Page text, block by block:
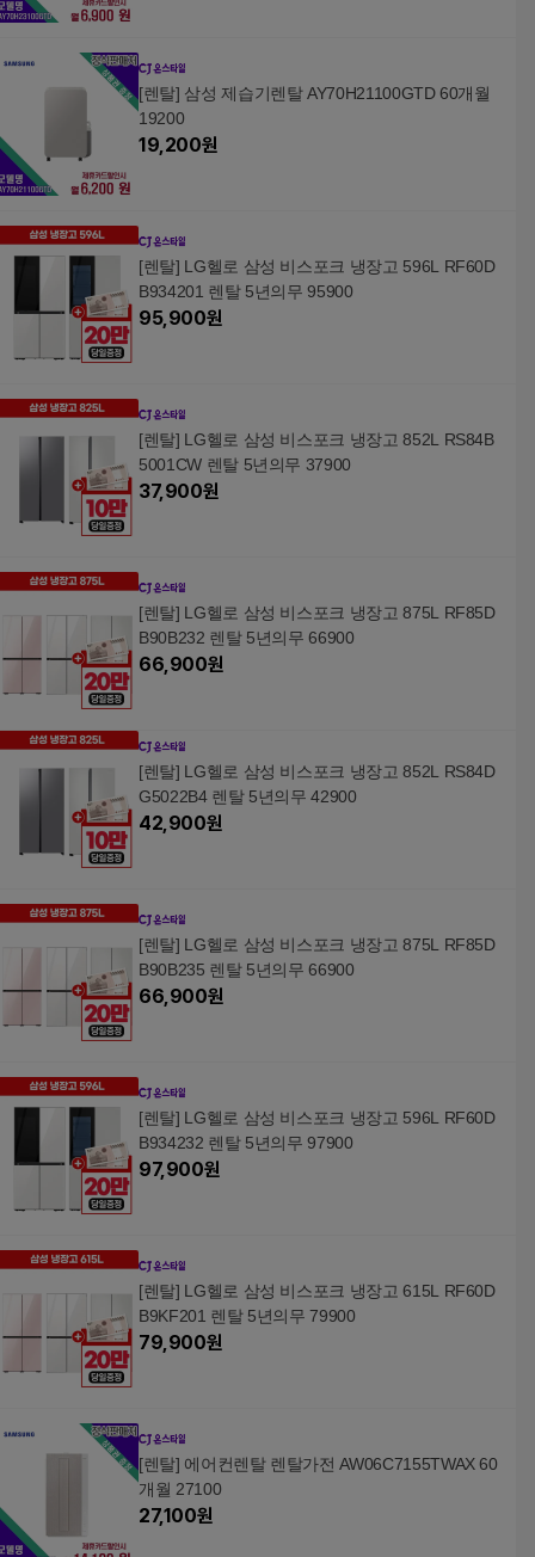
[렌탈] 삼성 제습기렌탈 AY70H21100GTD 60개월
19200
19,200원
[렌탈] LG헬로 삼성 비스포크 냉장고 596L RF60D
B934201 렌탈 5년의무 95900
95,900원
[렌탈] LG헬로 삼성 비스포크 냉장고 852L RS84B
5001CW 렌탈 5년의무 37900
37,900원
[렌탈] LG헬로 삼성 비스포크 냉장고 875L RF85D
B90B232 렌탈 5년의무 66900
66,900원
[렌탈] LG헬로 삼성 비스포크 냉장고 852L RS84D
G5022B4 렌탈 5년의무 42900
42,900원
[렌탈] LG헬로 삼성 비스포크 냉장고 875L RF85D
B90B235 렌탈 5년의무 66900
66,900원
[렌탈] LG헬로 삼성 비스포크 냉장고 596L RF60D
B934232 렌탈 5년의무 97900
97,900원
[렌탈] LG헬로 삼성 비스포크 냉장고 615L RF60D
B9KF201 렌탈 5년의무 79900
79,900원
[렌탈] 에어컨렌탈 렌탈가전 AW06C7155TWAX 60
개월 27100
27,100원